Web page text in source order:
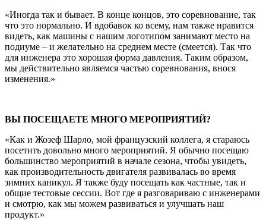
«Иногда так и бывает. В конце концов, это соревнование, так
что это нормально. И вдобавок ко всему, нам также нравится
видеть, как машины с нашим логотипом занимают место на
подиуме – и желательно на среднем месте (смеется). Так что
для инженера это хорошая форма давления. Таким образом,
мы действительно являемся частью соревнования, внося
изменения.»
ВЫ ПОСЕЩАЕТЕ МНОГО МЕРОПРИЯТИЙ?
«Как и Жозеф Шарло, мой французский коллега, я стараюсь
посетить довольно много мероприятий. Я обычно посещаю
большинство мероприятий в начале сезона, чтобы увидеть,
как производительность двигателя развивалась во время
зимних каникул. Я также буду посещать как частные, так и
общие тестовые сессии. Вот где я разговариваю с инженерами
и смотрю, как мы можем развиваться и улучшать наш
продукт.»